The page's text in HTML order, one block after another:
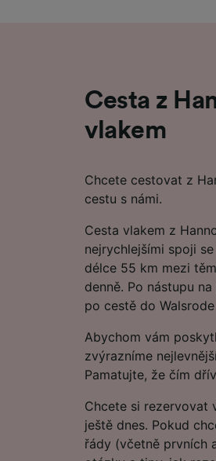
Cesta z
vlakem
Chcete cestovat z
cestu s námi.
Cesta vlakem z
nejrychlejšími spoji
délce 55 km mezi
denně. Po nástupu
po cestě do
Abychom vám
zvýrazníme
Pamatujte, že čím
Chcete si rezervovat
ještě dnes. Pokud
řády (včetně prvních